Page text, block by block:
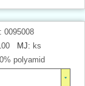
0095008
MJ: ks
polyamid